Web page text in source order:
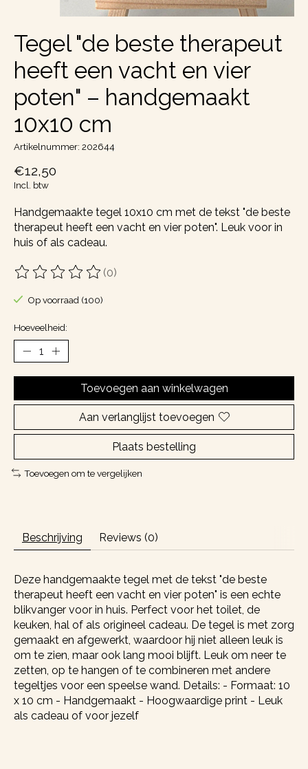
Tegel "de beste therapeut
heeft een vacht en vier
poten" – handgemaakt
10x10 cm
Artikelnummer: 202644
€12,50
Incl. btw
Handgemaakte tegel 10x10 cm met de tekst "de beste
therapeut heeft een vacht en vier poten". Leuk voor in
huis of als cadeau.
De beoordeling van dit product is
(0)
Op voorraad (100)
Hoeveelheid:
Toevoegen aan winkelwagen
Aan verlanglijst toevoegen
Plaats bestelling
Toevoegen om te vergelijken
Beschrijving Reviews (0)
Deze handgemaakte tegel met de tekst "de beste
therapeut heeft een vacht en vier poten" is een echte
blikvanger voor in huis. Perfect voor het toilet, de
keuken, hal of als origineel cadeau. De tegel is met zorg
gemaakt en afgewerkt, waardoor hij niet alleen leuk is
om te zien, maar ook lang mooi blijft. Leuk om neer te
zetten, op te hangen of te combineren met andere
tegeltjes voor een speelse wand. Details: - Formaat: 10
x 10 cm - Handgemaakt - Hoogwaardige print - Leuk
als cadeau of voor jezelf